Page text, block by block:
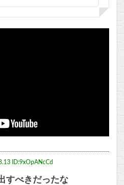
ID:9xOpANcCd
すべきだったな